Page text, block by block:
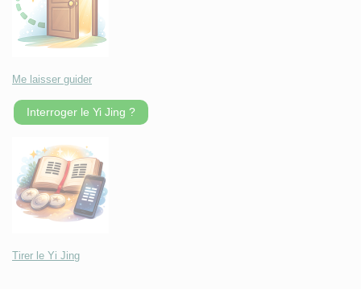
Me laisser guider
Interroger le Yi Jing ?
Tirer le Yi Jing